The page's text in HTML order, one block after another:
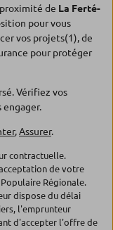
de La Ferté-
pour vous
vos projets(1), de
pour protéger
Vérifiez vos
engager.
,Assurer.
contractuelle.
de votre
Régionale.
dispose du délai
l'emprunteur
d'accepter l'offre de